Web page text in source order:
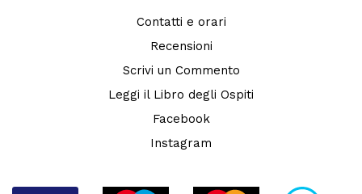
Contatti e orari
Recensioni
Scrivi un Commento
Leggi il Libro degli Ospiti
Facebook
Instagram